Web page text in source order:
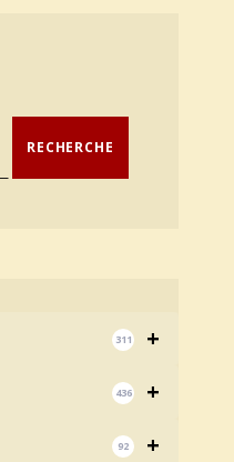
RECHERCHE
+
311
+
436
+
92